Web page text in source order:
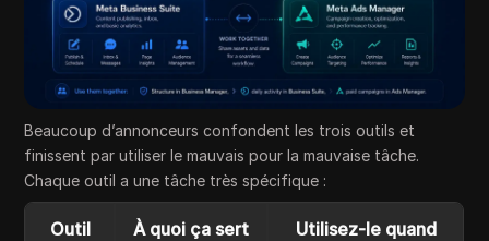
Beaucoup d’annonceurs confondent les trois outils et
finissent par utiliser le mauvais pour la mauvaise tâche.
Chaque outil a une tâche très spécifique :
Outil À quoi ça sert Utilisez-le quand